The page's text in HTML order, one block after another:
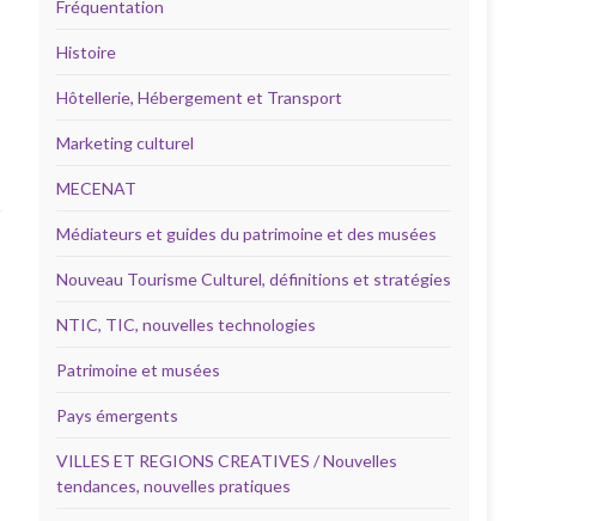
Fréquentation
Histoire
Hôtellerie, Hébergement et Transport
Marketing culturel
MECENAT
Médiateurs et guides du patrimoine et des musées
Nouveau Tourisme Culturel, définitions et stratégies
NTIC, TIC, nouvelles technologies
Patrimoine et musées
Pays émergents
VILLES ET REGIONS CREATIVES / Nouvelles
tendances, nouvelles pratiques